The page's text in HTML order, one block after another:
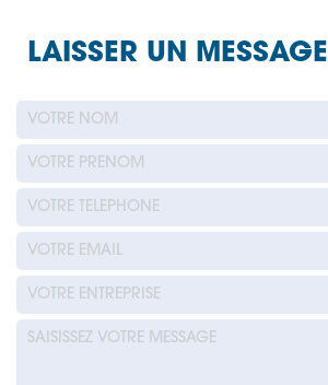
LAISSER UN MESSAGE